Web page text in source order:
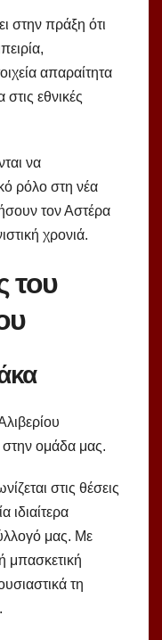
στην πράξη ότι
απαραίτητα
εθνικές
να
ρόλο στη νέα
τον Αστέρα
χρονιά.
του
στην ομάδα μας.
στις θέσεις
ιδιαίτερα
μας. Με
μπασκετική
τη